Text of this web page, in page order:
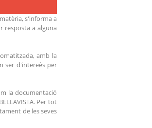
s'informa a
resposta a alguna
amb la
ser d'intereès per
la documentació
Per tot
de les seves